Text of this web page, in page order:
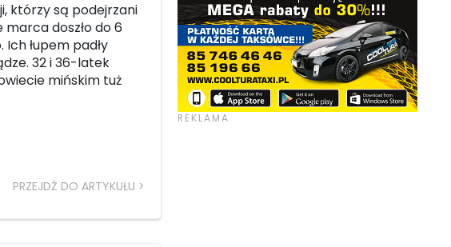
którzy są podejrzani
marca doszło do 6
łupem padły
32 i 36-latek
mińskim tuż
PRZEJDŹ DO ARTYKUŁU